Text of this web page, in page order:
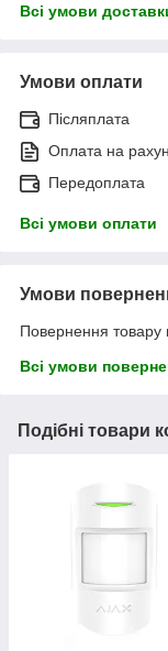
Всі умови
Умови оплати
Післяплата
Оплата на
Передоплата
Всі умови оплати
Умови
Повернення товару
Всі умови
Подібні товари